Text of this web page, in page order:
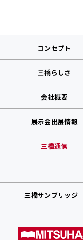
コンセプト
三橋らしさ
会社概要
展示会出展情報
三橋通信
三橋サンブリッジ